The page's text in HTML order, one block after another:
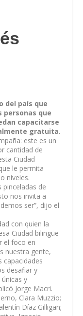
del país que
personas que
capacitarse
gratuita.
este es un
cantidad de
Ciudad
le permita
niveles.
pinceladas de
nos invita a
ser”, dijo el
con quien la
Ciudad bilingüe
el foco en
nuestra gente,
capacidades
desafiar y
y
Jorge Macri.
Clara Muzzio;
Díaz Gilligan;